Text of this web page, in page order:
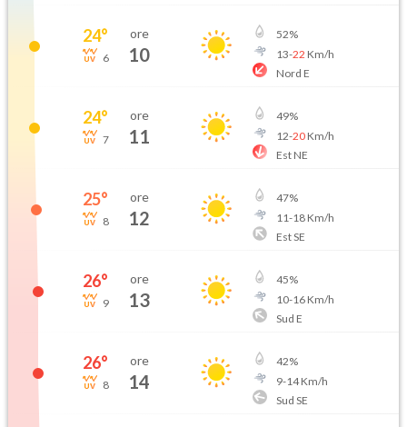
24°
6
ore
10
52%
13-22 Km/h
Nord E
24°
7
ore
11
49%
12-20Km/h
Est NE
25°
8
ore
12
47%
11-18Km/h
Est SE
26°
9
ore
13
45%
10-16Km/h
Sud E
26°
8
ore
14
42%
9-14Km/h
Sud SE